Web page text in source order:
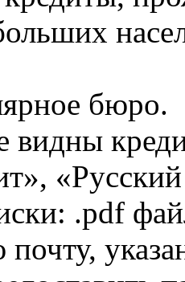
бюро.
видны
.pdf
почту,